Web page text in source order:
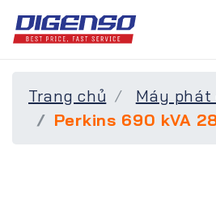
Trang chủ
Máy phát
Perkins 690 kVA